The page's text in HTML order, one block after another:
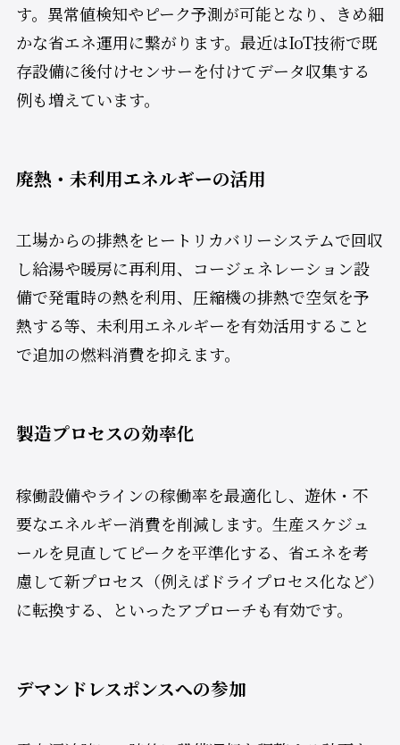
す。異常値検知やピーク予測が可能となり、きめ細
かな省エネ運用に繋がります。最近はIoT技術で既
存設備に後付けセンサーを付けてデータ収集する
例も増えています。
廃熱・未利用エネルギーの活用
工場からの排熱をヒートリカバリーシステムで回収
し給湯や暖房に再利用、コージェネレーション設
備で発電時の熱を利用、圧縮機の排熱で空気を予
熱する等、未利用エネルギーを有効活用すること
で追加の燃料消費を抑えます。
製造プロセスの効率化
稼働設備やラインの稼働率を最適化し、遊休・不
要なエネルギー消費を削減します。生産スケジュ
ールを見直してピークを平準化する、省エネを考
慮して新プロセス（例えばドライプロセス化など）
に転換する、といったアプローチも有効です。
デマンドレスポンスへの参加